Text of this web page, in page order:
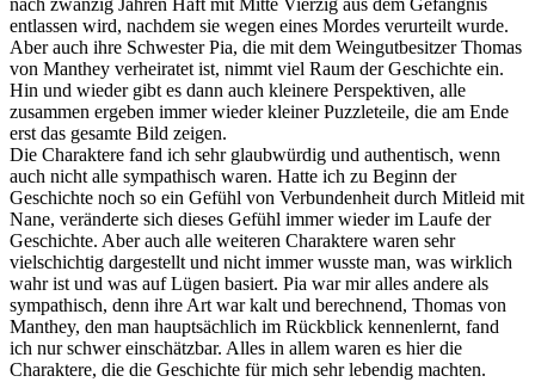
nach zwanzig Jahren Haft mit Mitte Vierzig aus dem Gefängnis
entlassen wird, nachdem sie wegen eines Mordes verurteilt wurde.
Aber auch ihre Schwester Pia, die mit dem Weingutbesitzer Thomas
von Manthey verheiratet ist, nimmt viel Raum der Geschichte ein.
Hin und wieder gibt es dann auch kleinere Perspektiven, alle
zusammen ergeben immer wieder kleiner Puzzleteile, die am Ende
erst das gesamte Bild zeigen.
Die Charaktere fand ich sehr glaubwürdig und authentisch, wenn
auch nicht alle sympathisch waren. Hatte ich zu Beginn der
Geschichte noch so ein Gefühl von Verbundenheit durch Mitleid mit
Nane, veränderte sich dieses Gefühl immer wieder im Laufe der
Geschichte. Aber auch alle weiteren Charaktere waren sehr
vielschichtig dargestellt und nicht immer wusste man, was wirklich
wahr ist und was auf Lügen basiert. Pia war mir alles andere als
sympathisch, denn ihre Art war kalt und berechnend, Thomas von
Manthey, den man hauptsächlich im Rückblick kennenlernt, fand
ich nur schwer einschätzbar. Alles in allem waren es hier die
Charaktere, die die Geschichte für mich sehr lebendig machten.